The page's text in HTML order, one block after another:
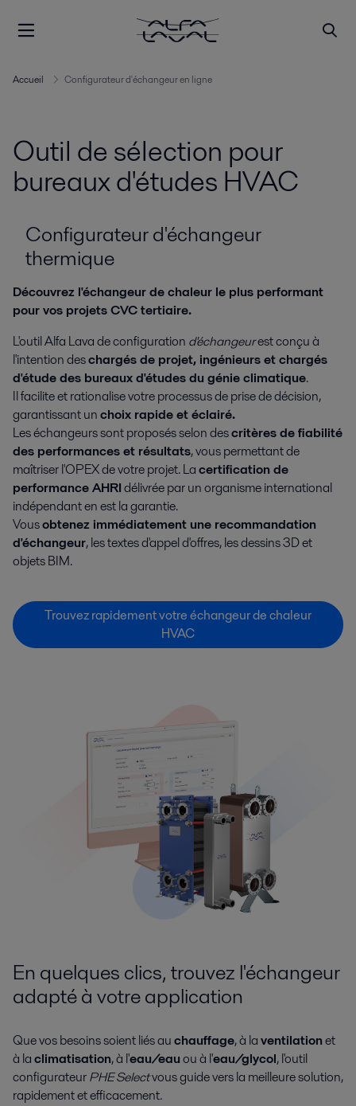
Accueil Configurateur d'échangeur en ligne
Outil de sélection pour
bureaux d'études HVAC
Configurateur d'échangeur
thermique
Découvrez l'échangeur de chaleur le plus performant
pour vos projets CVC tertiaire.
L'outil Alfa Lava de configuration d'échangeurest conçu à
l'intention deschargés de projet, ingénieurs et chargés
d'étude des bureaux d'études du génie climatique.
Il facilite et rationalise votre processus de prise de décision,
garantissant unchoix rapide et éclairé.
Les échangeurs sont proposés selon descritères de fiabilité
des performances et résultats, vous permettant de
maîtriser l'OPEX de votre projet. Lacertification de
performance AHRIdélivrée par un organisme international
indépendant en est la garantie.
Vousobtenez immédiatement une recommandation
d'échangeur, les textes d'appel d'offres, les dessins 3D et
objets BIM.
Trouvez rapidement votre échangeur de chaleur
HVAC
En quelques clics, trouvez l'échangeur
adapté à votre application
Que vos besoins soient liés auchauffage, à laventilationet
à laclimatisation, à l'eau/eauou à l'eau/glycol, l'outil
configurateurPHE Selectvous guide vers la meilleure solution,
rapidement et efficacement.